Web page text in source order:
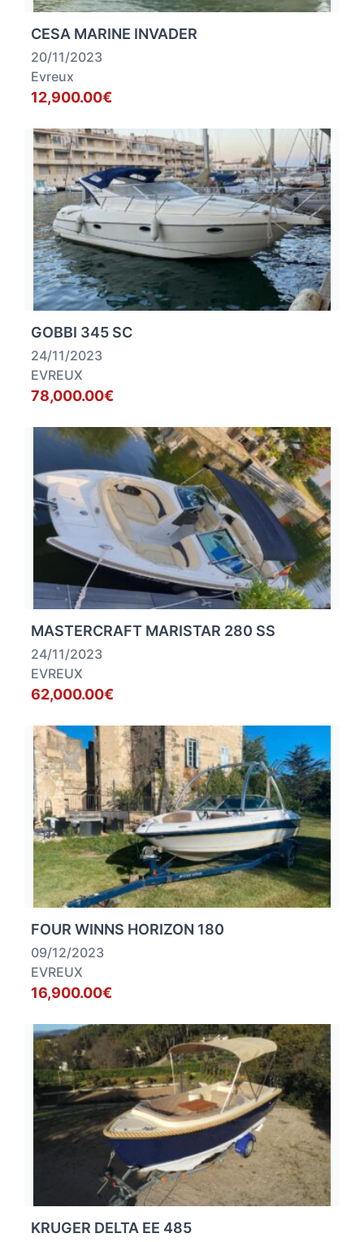
CESA MARINE INVADER
20/11/2023
Evreux
12,900.00€
GOBBI 345 SC
24/11/2023
EVREUX
78,000.00€
MASTERCRAFT MARISTAR 280 SS
24/11/2023
EVREUX
62,000.00€
FOUR WINNS HORIZON 180
09/12/2023
EVREUX
16,900.00€
KRUGER DELTA EE 485